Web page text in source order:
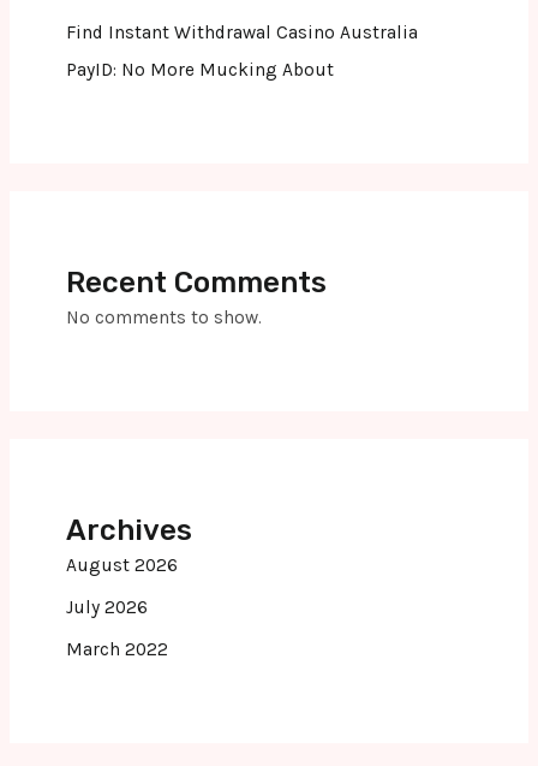
Find Instant Withdrawal Casino Australia
PayID: No More Mucking About
Recent Comments
No comments to show.
Archives
August 2026
July 2026
March 2022